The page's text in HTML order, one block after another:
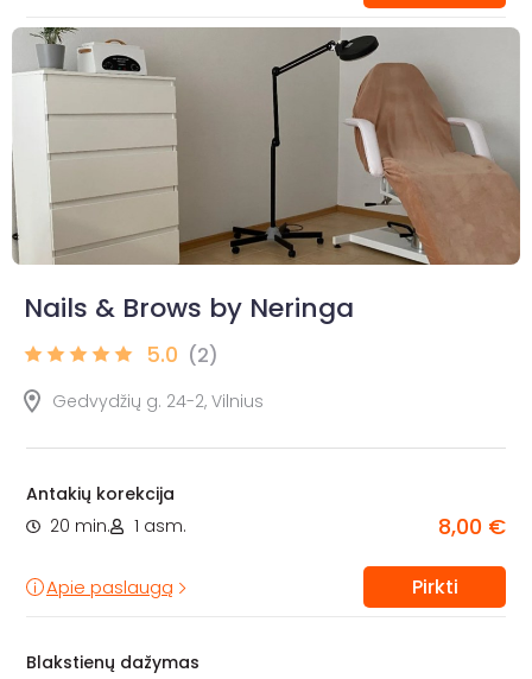
Nails & Brows by Neringa
5.0 (2)
Gedvydžių g. 24-2, Vilnius
Antakių korekcija
20 min.
1 asm. 8,00 €
Apie paslaugą Pirkti
Blakstienų dažymas